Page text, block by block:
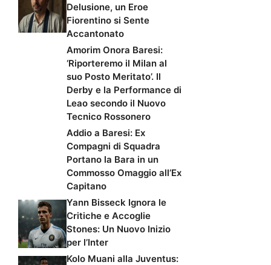
Delusione, un Eroe
Fiorentino si Sente
Accantonato
Amorim Onora Baresi:
‘Riporteremo il Milan al
suo Posto Meritato’. Il
Derby e la Performance di
Leao secondo il Nuovo
Tecnico Rossonero
Addio a Baresi: Ex
Compagni di Squadra
Portano la Bara in un
Commosso Omaggio all’Ex
Capitano
Yann Bisseck Ignora le
Critiche e Accoglie
Stones: Un Nuovo Inizio
per l’Inter
Kolo Muani alla Juventus: